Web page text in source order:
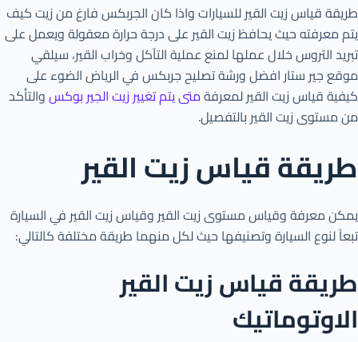
طريقة قياس زيت القير للسيارات واذا كان الجربكس فارغ من زيت كيف
يتم معرفته حيث يحافظ زيت القير على درجة حرارة معقولة ويعمل على
تبريد التروس خلال عملها لمنع عملية التآكل وخراب القير، سيلقي
موقع جير ستار افضل ورشة تصليح جربكس في الرياض الضوء على
كيفية قياس زيت القير لمعرفةمتى يتم تغيير زيت الجير بوكسوالتأكد
من مستوى زيت القير بالتفصيل.
طريقة قياس زيت القير
يمكن معرفة وقياس مستوى زيت القير وقياس زيت القير في السيارة
تبعاً لنوع السيارة وتصنيفها حيث لكل منهما طريقة مختلفة كالتالي:
طريقة قياس زيت القير
الاوتوماتيك